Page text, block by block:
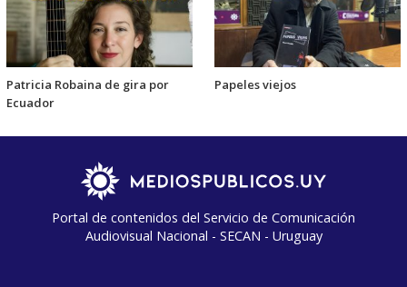
Patricia Robaina de gira por
Ecuador
Papeles viejos
Portal de contenidos del Servicio de Comunicación
Audiovisual Nacional - SECAN - Uruguay